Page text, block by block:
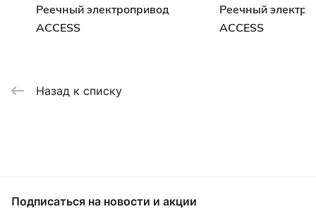
Реечный электропривод
ACCESS
Реечный
ACCESS
Назад к списку
Подписаться на новости и акции